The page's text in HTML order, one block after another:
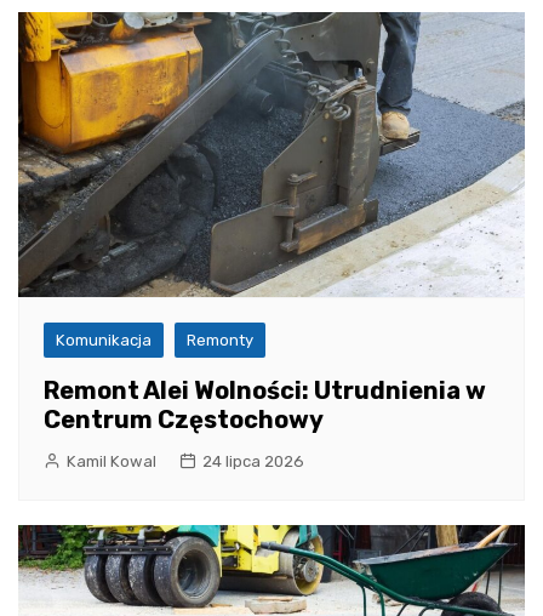
Komunikacja Remonty
Remont Alei Wolności: Utrudnienia w
Centrum Częstochowy
Kamil Kowal 24 lipca 2026